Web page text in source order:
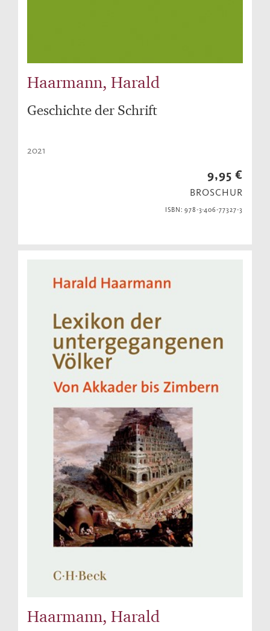
Haarmann, Harald
Geschichte der Schrift
2021
9,95 €
BROSCHUR
ISBN: 978-3-406-77327-3
Haarmann, Harald